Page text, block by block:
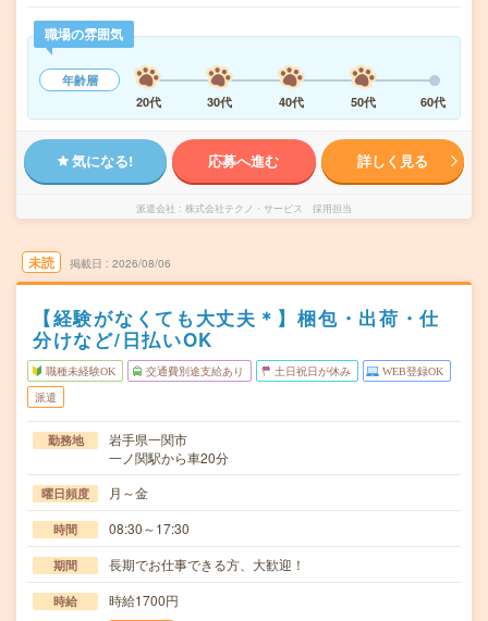
職場の雰囲気
年齢層
20代
30代 40代 50代 60代
気になる! 応募へ進む 詳しく見る
派遣会社 株式会社テクノ・サービス 採用担当
未読 掲載日 2026/08/06
【経験がなくても大丈夫＊】梱包・出荷・仕
分けなど/日払いOK
職種未経験OK 交通費別途支給あり 土日祝日が休み WEB登録OK
派遣
勤務地
岩手県一関市
一ノ関駅から車20分
曜日頻度 月～金
時間 08:30～17:30
期間 長期でお仕事できる方、大歓迎！
時給 時給1700円